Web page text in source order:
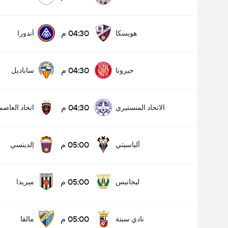
هويسكا 04:30 م أندورا
جيرونا 04:30 م ساباديل
الاتحاد المنستيري 04:30 م اتحاد
ألباسيتي 05:00 م إلدينسي
ليجانيس 05:00 م ميريدا
نادي سبتة 05:00 م مالقا